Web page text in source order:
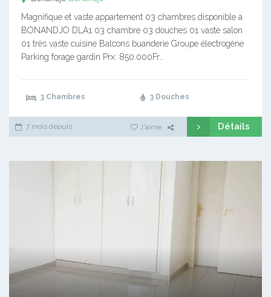
Magnifique et vaste appartement 03 chambres disponible à
BONANDJO DLA1 03 chambre 03 douches 01 vaste salon
01 très vaste cuisine Balcons buanderie Groupe électrogène
Parking forage gardin Prx: 850.000Fr…
3 Chambres 3 Douches
7 mois depuis J'aime Détails